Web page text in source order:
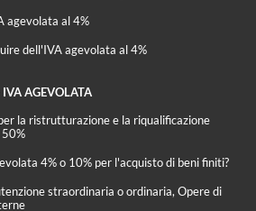
agevolata al 4%
dell'IVA agevolata al 4%
AGEVOLATA
la ristrutturazione e la riqualificazione
4% o 10% per l'acquisto di beni finiti?
straordinaria o ordinaria, Opere di